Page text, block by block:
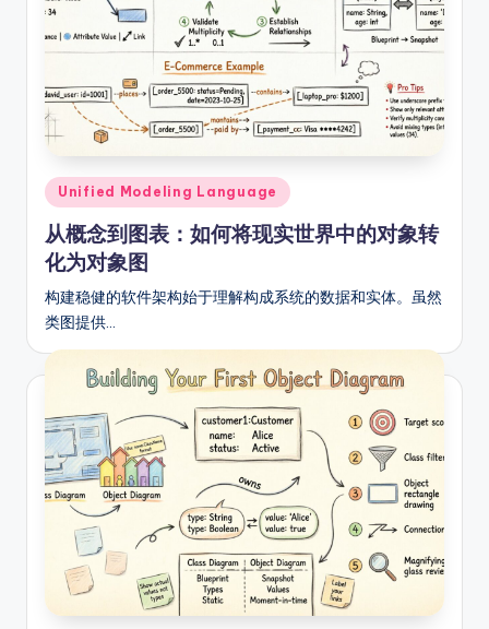
Posted
in
Unified Modeling Language
从概念到图表：如何将现实世界中的对象转
化为对象图
构建稳健的软件架构始于理解构成系统的数据和实体。虽然
类图提供…